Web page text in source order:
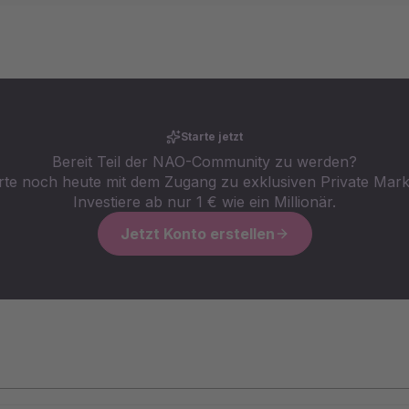
Starte jetzt
Bereit Teil der NAO-Community zu werden?
noch heute mit dem Zugang zu exklusiven Private
Investiere ab nur 1 € wie ein Millionär.
Jetzt Konto erstellen